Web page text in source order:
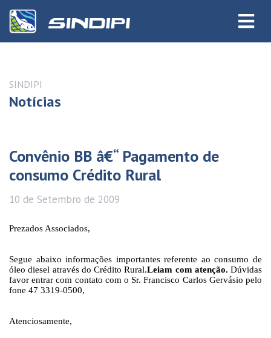
SINDIPI
Notícias
Convênio BB â€“ Pagamento de
consumo Crédito Rural
10 de Setembro de 2009
Prezados Associados,
Segue abaixo informações importantes referente ao consumo de
óleo diesel através do Crédito Rural.Leiam com atenção. Dúvidas
favor entrar com contato com o Sr. Francisco Carlos Gervásio pelo
fone 47 3319-0500,
Atenciosamente,